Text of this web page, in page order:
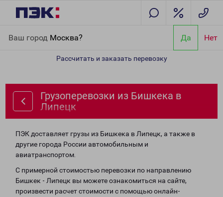
Ваш город Москва? Да Нет
Рассчитать и заказать перевозку
Грузоперевозки из Бишкека в
Липецк
ПЭК доставляет грузы из Бишкека в Липецк, а также в
другие города России автомобильным и
авиатранспортом.
С примерной стоимостью перевозки по направлению
Бишкек - Липецк вы можете ознакомиться на сайте,
произвести расчет стоимости с помощью онлайн-